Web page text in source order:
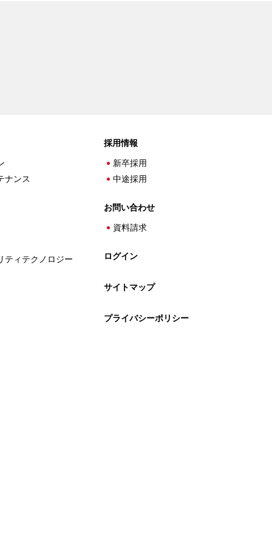
ナンス
ティテクノロジー
採用情報
新卒採用
中途採用
お問い合わせ
資料請求
ログイン
サイトマップ
プライバシーポリシー